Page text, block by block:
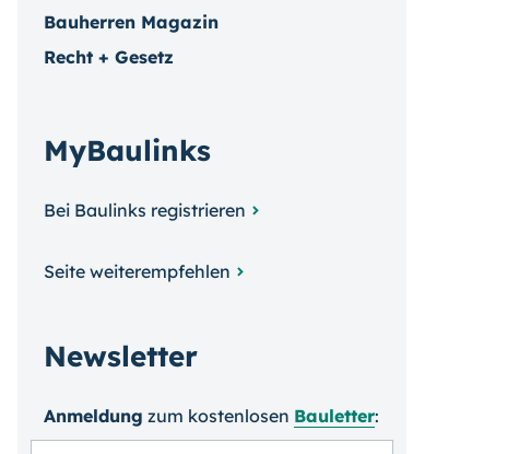
Bauherren Magazin
Recht + Gesetz
MyBaulinks
Bei Baulinks registrieren
Seite weiterempfehlen
Newsletter
Anmeldung zum kosten­losen Bauletter: